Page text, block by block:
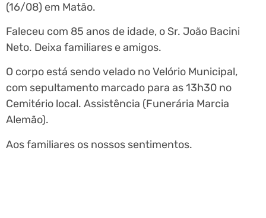
(16/08) em Matão.
Faleceu com 85 anos de idade, o Sr. João Bacini
Neto. Deixa familiares e amigos.
O corpo está sendo velado no Velório Municipal,
com sepultamento marcado para as 13h30 no
Cemitério local. Assistência (Funerária Marcia
Alemão).
Aos familiares os nossos sentimentos.